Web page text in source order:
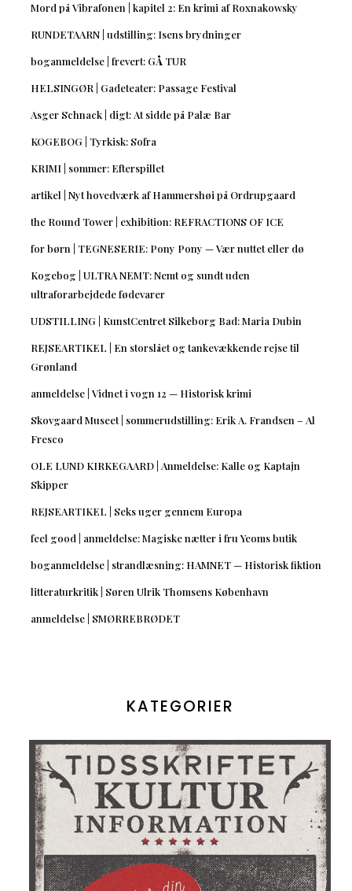
Mord på Vibrafonen | kapitel 2: En krimi af Roxnakowsky
RUNDETAARN | udstilling: Isens brydninger
boganmeldelse | frevert: GÅ TUR
HELSINGØR | Gadeteater: Passage Festival
Asger Schnack | digt: At sidde på Palæ Bar
KOGEBOG | Tyrkisk: Sofra
KRIMI | sommer: Efterspillet
artikel | Nyt hovedværk af Hammershøi på Ordrupgaard
the Round Tower | exhibition: REFRACTIONS OF ICE
for børn | TEGNESERIE: Pony Pony — Vær nuttet eller dø
Kogebog | ULTRA NEMT: Nemt og sundt uden
ultraforarbejdede fødevarer
UDSTILLING | KunstCentret Silkeborg Bad: Maria Dubin
REJSEARTIKEL | En storslået og tankevækkende rejse til
Grønland
anmeldelse | Vidnet i vogn 12 — Historisk krimi
Skovgaard Museet | sommerudstilling: Erik A. Frandsen – Al
Fresco
OLE LUND KIRKEGAARD | Anmeldelse: Kalle og Kaptajn
Skipper
REJSEARTIKEL | Seks uger gennem Europa
feel good | anmeldelse: Magiske nætter i fru Yeoms butik
boganmeldelse | strandlæsning: HAMNET — Historisk fiktion
litteraturkritik | Søren Ulrik Thomsens København
anmeldelse | SMØRREBRØDET
KATEGORIER